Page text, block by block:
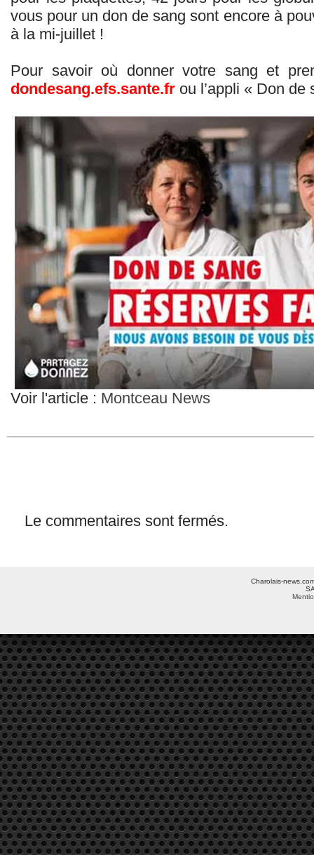
vous pour un don de sang sont encore à
à la mi-juillet !
Pour savoir où donner votre sang et
dondesang.efs.sante.fr ou l’appli « Don de
Voir l'article : Montceau News
Le commentaires sont fermés.
Charolais-